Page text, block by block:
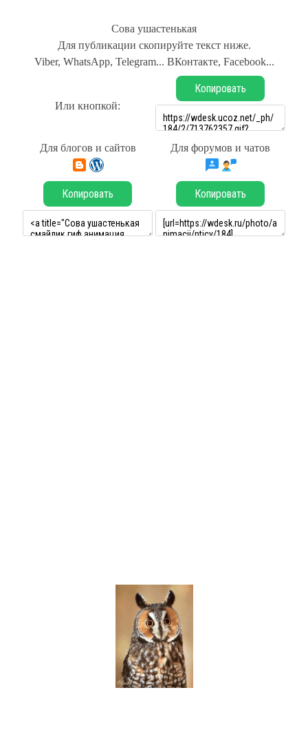
Сова ушастенькая
Для публикации скопируйте текст ниже.
Viber, WhatsApp, Telegram... ВКонтакте, Facebook...
Или кнопкой:
Копировать
Для блогов и сайтов Для форумов и чатов
Копировать Копировать